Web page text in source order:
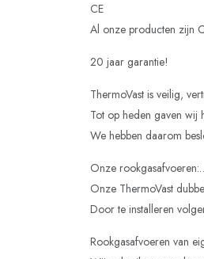
CE
Al onze producten zijn
20 jaar garantie!
ThermoVast is veilig,
Tot op heden gaven wij
We hebben daarom
Onze
Onze ThermoVast
Door te installeren
Rookgasafvoeren van